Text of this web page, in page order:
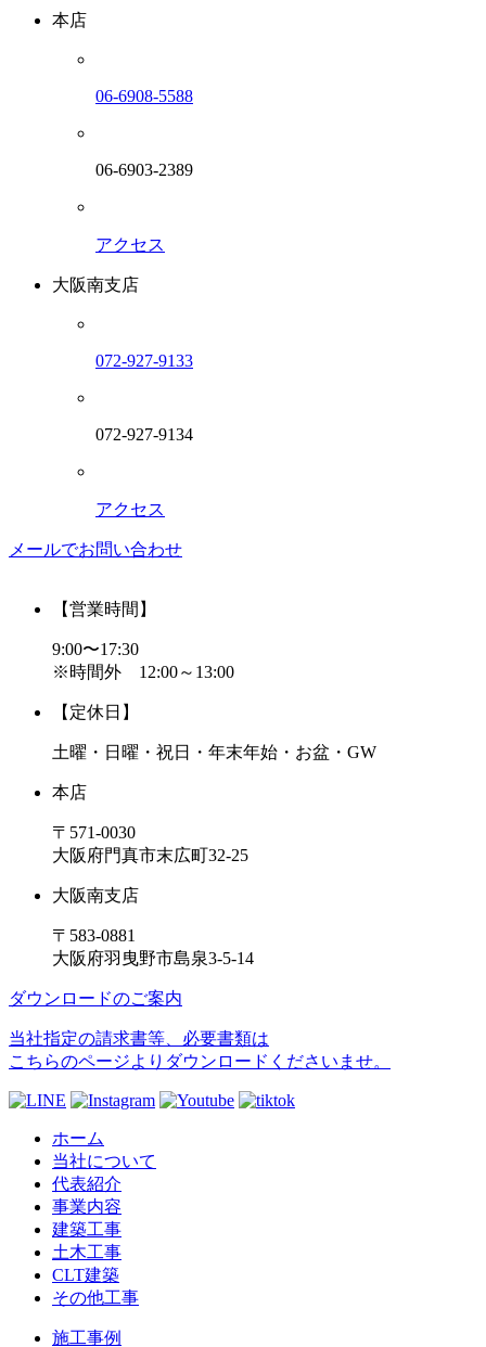
本店
06-6908-5588
06-6903-2389
アクセス
大阪南支店
072-927-9133
072-927-9134
アクセス
メールでお問い合わせ
【営業時間】
9:00〜17:30
※時間外 12:00～13:00
【定休日】
土曜・日曜・祝日・年末年始・お盆・GW
本店
〒571-0030
大阪府門真市末広町32-25
大阪南支店
〒583-0881
大阪府羽曳野市島泉3-5-14
ダウンロードのご案内
当社指定の請求書等、必要書類は
こちらのページよりダウンロードくださいませ。
ホーム
当社について
代表紹介
事業内容
建築工事
土木工事
CLT建築
その他工事
施工事例